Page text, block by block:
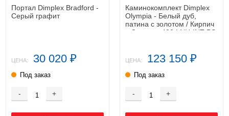
Портал Dimplex Bradford -
Серый графит
ЦЕНА: 30 020 ₽
Под заказ
- +
Каминокомплект Dimplex
Olympia - Белый дуб,
патина с золотом / Кирпич
с Cassette 400 LNH-INT PS
ЦЕНА: 123 150 ₽
Под заказ
- +